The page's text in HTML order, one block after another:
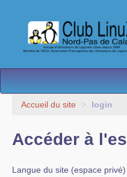
L’Association
Contact
Accueil du site > login
Accéder à
Langue du site (espace privé)